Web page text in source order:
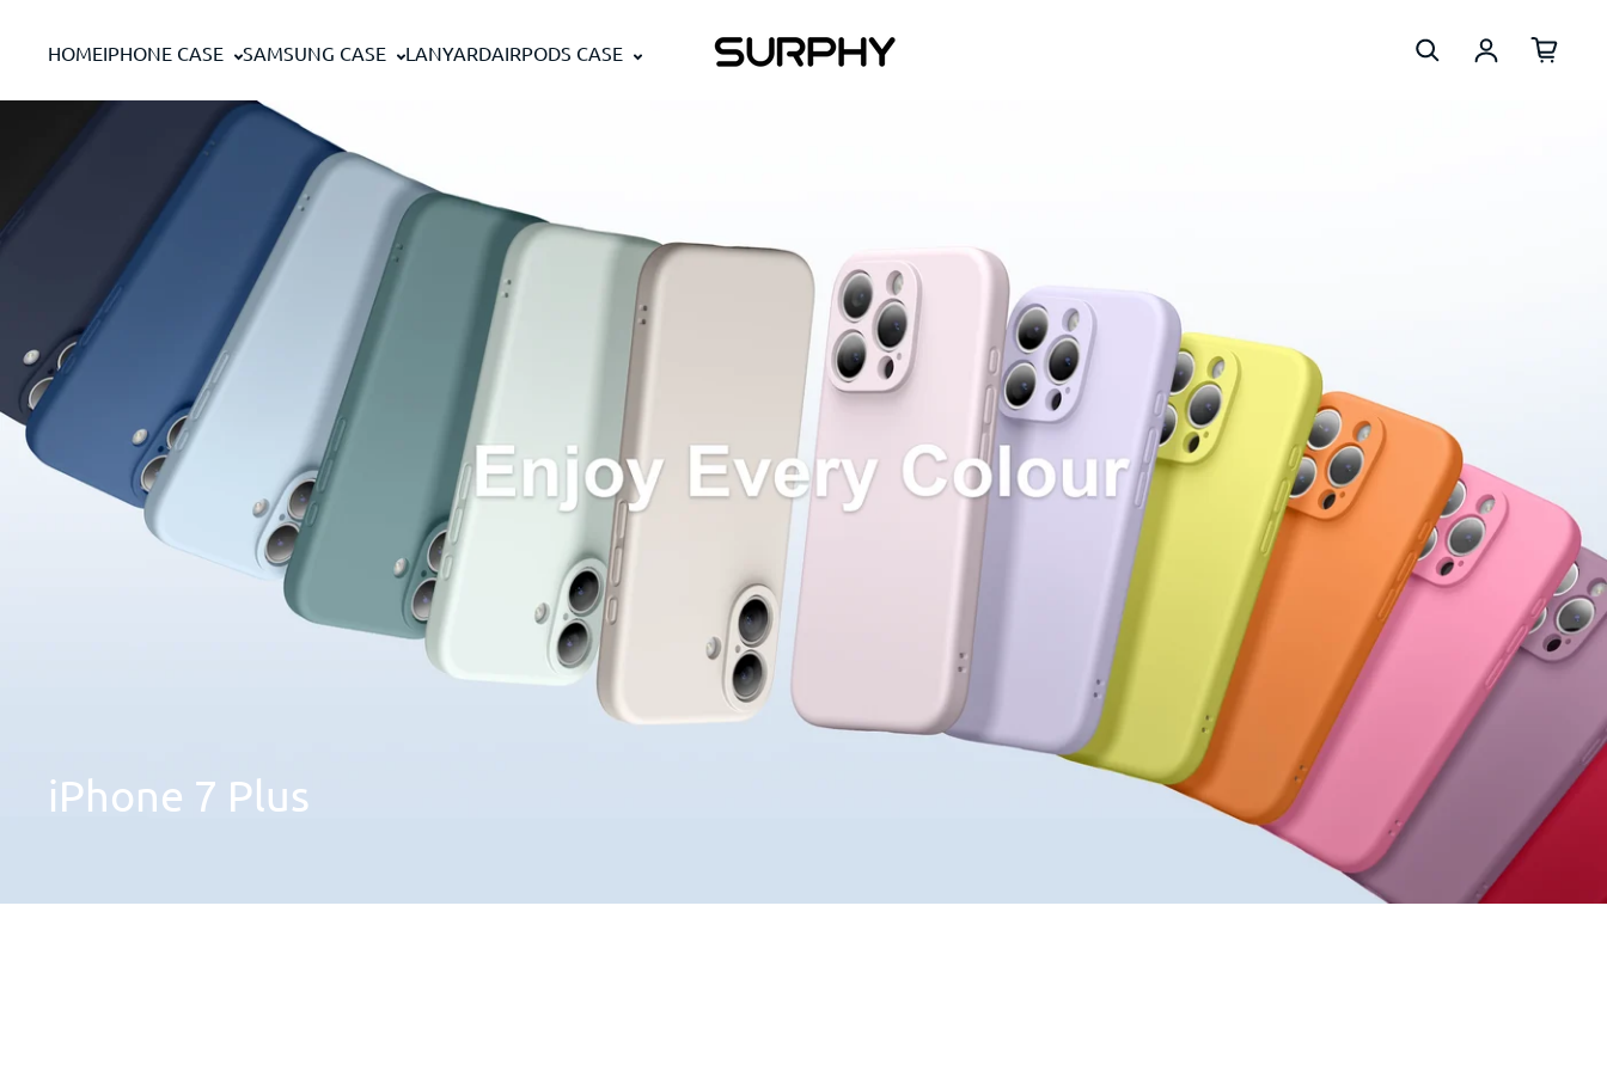
HOMEIPHONE CASE SAMSUNG CASE LANYARDAIRPODS CASE
Se
iPhone 7 Plus